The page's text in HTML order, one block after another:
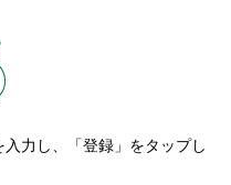
力し、「登録」をタップし